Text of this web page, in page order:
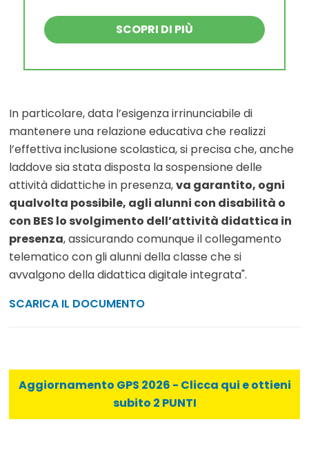
SCOPRI DI PIÙ
In particolare, data l’esigenza irrinunciabile di
mantenere una relazione educativa che realizzi
l’effettiva inclusione scolastica, si precisa che, anche
laddove sia stata disposta la sospensione delle
attività didattiche in presenza,va garantito, ogni
qualvolta possibile, agli alunni con disabilità o
con BES lo svolgimento dell’attività didattica in
presenza, assicurando comunque il collegamento
telematico con gli alunni della classe che si
avvalgono della didattica digitale integrata".
SCARICA IL DOCUMENTO
Aggiornamento GPS 2026 - Clicca qui e ottieni
subito 2 PUNTI